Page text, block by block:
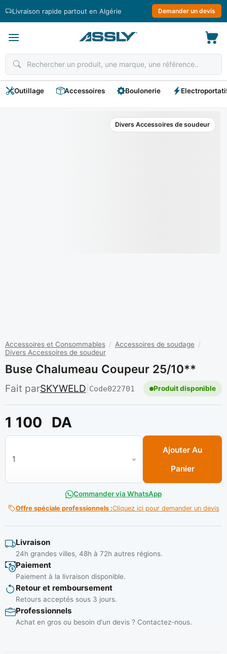
Livraison rapide partout en Algérie Demander un devis
Outillage Accessoires Boulonerie
Divers Accessoires de soudeur
Accessoires et Consommables / Accessoires de soudage /
Divers Accessoires de soudeur
Buse Chalumeau Coupeur 25/10**
Fait parSKYWELD Code022701 Produit disponible
1 100 DA
quantité de Buse chalumeau coupeur 25/10**
Ajouter Au
Panier
Commander via WhatsApp
Offre spéciale professionnels :Cliquez ici pour demander un devis
Livraison
24h grandes villes, 48h à 72h autres régions.
Paiement
Paiement à la livraison disponible.
Retour et remboursement
Retours acceptés sous 3 jours.
Professionnels
Achat en gros ou besoin d'un devis ? Contactez-nous.